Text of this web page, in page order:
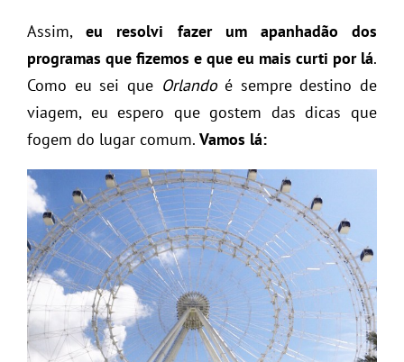
Assim,eu resolvi fazer um apanhadão dos
programas que fizemos e que eu mais curti por lá.
Como eu sei que Orlandoé sempre destino de
viagem, eu espero que gostem das dicas que
fogem do lugar comum. Vamos lá: